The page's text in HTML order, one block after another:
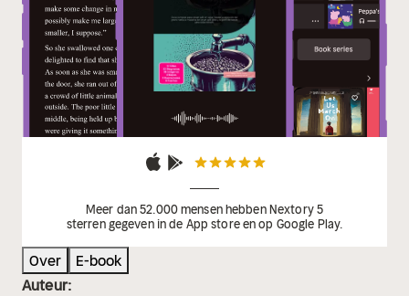
la creación de ilustraciones decorativas.
Nuestro
objetivo es ofrecerle una experiencia de lectura
especialmente armoniosa y contemporánea.
Meer dan 52.000 mensen hebben Nextory 5
sterren gegeven in de App store en op Google Play.
Over
E-book
Auteur: